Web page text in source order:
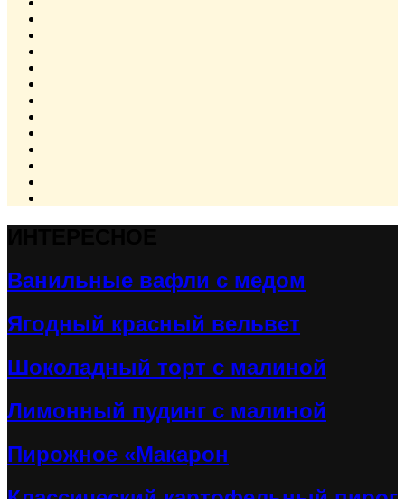
Ванильные вафли с медом
Ягодный красный вельвет
Шоколадный торт с малиной
Лимонный пудинг с малиной
Пирожное «Макарон